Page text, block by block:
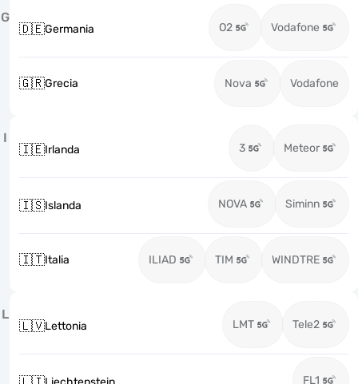
G
🇩🇪Germania O2 Vodafone
🇬🇷Grecia Nova Vodafone
I
🇮🇪Irlanda 3 Meteor
🇮🇸Islanda NOVA Siminn
🇮🇹Italia ILIAD TIM WINDTRE
L
🇱🇻Lettonia LMT Tele2
FL1